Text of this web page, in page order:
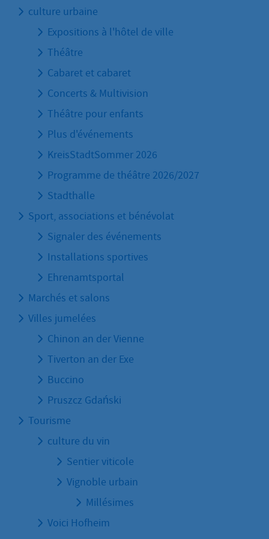
culture urbaine
Expositions à l'hôtel de ville
Théâtre
Cabaret et cabaret
Concerts & Multivision
Théâtre pour enfants
Plus d'événements
KreisStadtSommer 2026
Programme de théâtre 2026/2027
Stadthalle
Sport, associations et bénévolat
Signaler des événements
Installations sportives
Ehrenamtsportal
Marchés et salons
Villes jumelées
Chinon an der Vienne
Tiverton an der Exe
Buccino
Pruszcz Gdański
Tourisme
culture du vin
Sentier viticole
Vignoble urbain
Millésimes
Voici Hofheim